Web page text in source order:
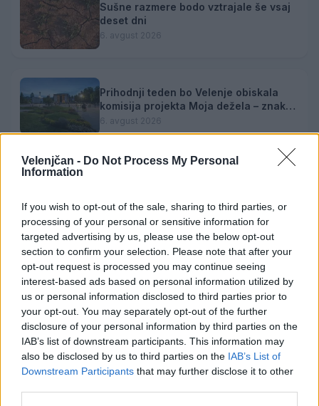
Velenjčan - Do Not Process My Personal
Information
If you wish to opt-out of the sale, sharing to third parties, or
processing of your personal or sensitive information for
targeted advertising by us, please use the below opt-out
section to confirm your selection. Please note that after your
opt-out request is processed you may continue seeing
interest-based ads based on personal information utilized by
us or personal information disclosed to third parties prior to
your opt-out. You may separately opt-out of the further
disclosure of your personal information by third parties on the
IAB’s list of downstream participants. This information may
also be disclosed by us to third parties on the IAB’s List of
Downstream Participants that may further disclose it to other
Sušne razmere bodo vztrajale še vsaj
deset dni
6. avgust 2026
Prihodnji teden bo Velenje obiskala
komisija projekta Moja dežela – znak
gostoljubnosti
6. avgust 2026
obveščanju policije
6. avgust 2026
Opozorilo:Po 297. členu Kazenskega zakonika je
posameznik kazensko odgovoren za javno spodbujanje
sovraštva, nasilja ali nestrpnosti. Komentarji z žaljivimi,
rasističnimi, diskriminatornimi ali nezakonitimi vsebinami
bodo odstranjeni.
Pravila komentiranja →